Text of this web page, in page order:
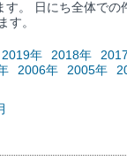
す。 日にち全体で
す。
2019年 2018年
2006年 2005年